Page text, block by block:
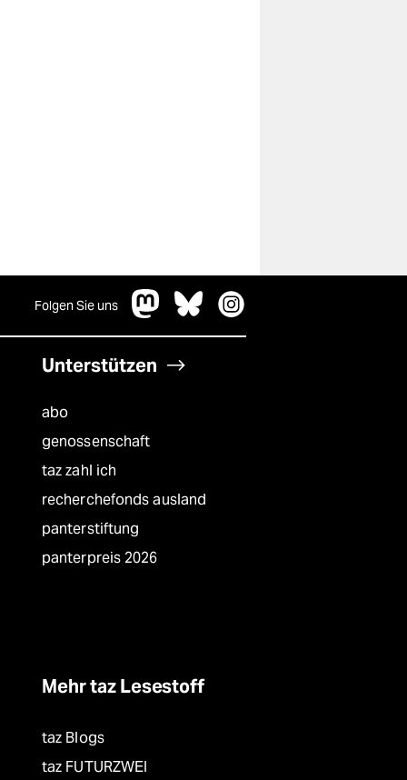
Folgen Sie uns
Unterstützen
abo
genossenschaft
taz zahl ich
recherchefonds ausland
panterstiftung
panterpreis 2026
Mehr taz Lesestoff
taz Blogs
taz FUTURZWEI